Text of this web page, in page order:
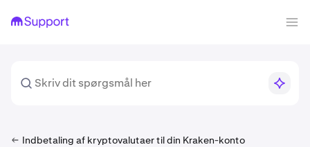
Indbetaling af kryptovalutaer til din Kraken-konto